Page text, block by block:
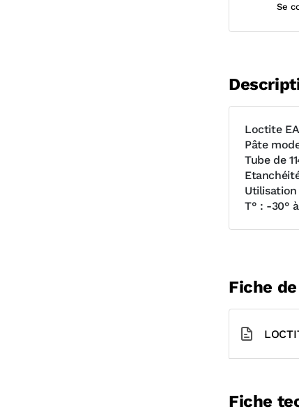
Se
Loctite
Pâte
Tube de
Utilisation
T° : -30°
Fiche
Fiche